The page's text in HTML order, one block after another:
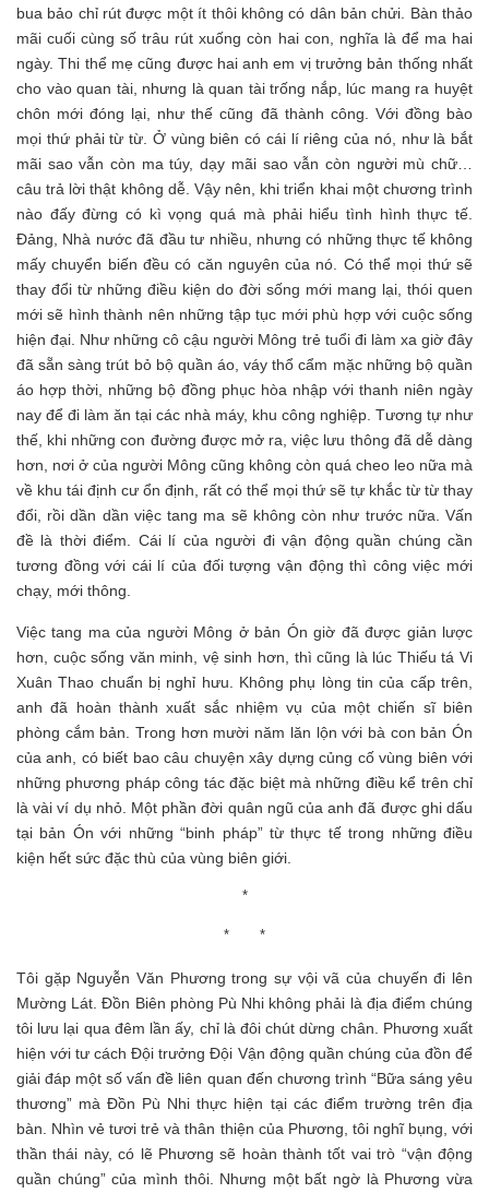
bua bảo chỉ rút được một ít thôi không có dân bản chửi. Bàn thảo
mãi cuối cùng số trâu rút xuống còn hai con, nghĩa là để ma hai
ngày. Thi thể mẹ cũng được hai anh em vị trưởng bản thống nhất
cho vào quan tài, nhưng là quan tài trống nắp, lúc mang ra huyệt
chôn mới đóng lại, như thế cũng đã thành công. Với đồng bào
mọi thứ phải từ từ. Ở vùng biên có cái lí riêng của nó, như là bắt
mãi sao vẫn còn ma túy, dạy mãi sao vẫn còn người mù chữ…
câu trả lời thật không dễ. Vậy nên, khi triển khai một chương trình
nào đấy đừng có kì vọng quá mà phải hiểu tình hình thực tế.
Đảng, Nhà nước đã đầu tư nhiều, nhưng có những thực tế không
mấy chuyển biến đều có căn nguyên của nó. Có thể mọi thứ sẽ
thay đổi từ những điều kiện do đời sống mới mang lại, thói quen
mới sẽ hình thành nên những tập tục mới phù hợp với cuộc sống
hiện đại. Như những cô cậu người Mông trẻ tuổi đi làm xa giờ đây
đã sẵn sàng trút bỏ bộ quần áo, váy thổ cẩm mặc những bộ quần
áo hợp thời, những bộ đồng phục hòa nhập với thanh niên ngày
nay để đi làm ăn tại các nhà máy, khu công nghiệp. Tương tự như
thế, khi những con đường được mở ra, việc lưu thông đã dễ dàng
hơn, nơi ở của người Mông cũng không còn quá cheo leo nữa mà
về khu tái định cư ổn định, rất có thể mọi thứ sẽ tự khắc từ từ thay
đổi, rồi dần dần việc tang ma sẽ không còn như trước nữa. Vấn
đề là thời điểm. Cái lí của người đi vận động quần chúng cần
tương đồng với cái lí của đối tượng vận động thì công việc mới
chạy, mới thông.
Việc tang ma của người Mông ở bản Ón giờ đã được giản lược
hơn, cuộc sống văn minh, vệ sinh hơn, thì cũng là lúc Thiếu tá Vi
Xuân Thao chuẩn bị nghỉ hưu. Không phụ lòng tin của cấp trên,
anh đã hoàn thành xuất sắc nhiệm vụ của một chiến sĩ biên
phòng cắm bản. Trong hơn mười năm lăn lộn với bà con bản Ón
của anh, có biết bao câu chuyện xây dựng củng cố vùng biên với
những phương pháp công tác đặc biệt mà những điều kể trên chỉ
là vài ví dụ nhỏ. Một phần đời quân ngũ của anh đã được ghi dấu
tại bản Ón với những “binh pháp” từ thực tế trong những điều
kiện hết sức đặc thù của vùng biên giới.
*
* *
Tôi gặp Nguyễn Văn Phương trong sự vội vã của chuyến đi lên
Mường Lát. Đồn Biên phòng Pù Nhi không phải là địa điểm chúng
tôi lưu lại qua đêm lần ấy, chỉ là đôi chút dừng chân. Phương xuất
hiện với tư cách Đội trưởng Đội Vận động quần chúng của đồn để
giải đáp một số vấn đề liên quan đến chương trình “Bữa sáng yêu
thương” mà Đồn Pù Nhi thực hiện tại các điểm trường trên địa
bàn. Nhìn vẻ tươi trẻ và thân thiện của Phương, tôi nghĩ bụng, với
thần thái này, có lẽ Phương sẽ hoàn thành tốt vai trò “vận động
quần chúng” của mình thôi. Nhưng một bất ngờ là Phương vừa